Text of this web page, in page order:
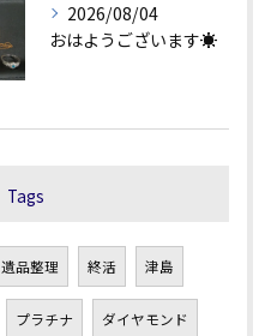
2026/08/04
おはようございます☀
Tags
遺品整理 終活 津島
プラチナ ダイヤモンド